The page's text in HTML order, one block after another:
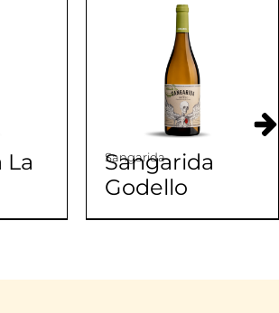
La
Sangarida
Sangarida
Godello